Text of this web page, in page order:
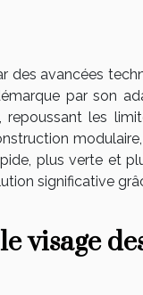
des avancées
par son
repoussant les
plus verte et
significative
visage